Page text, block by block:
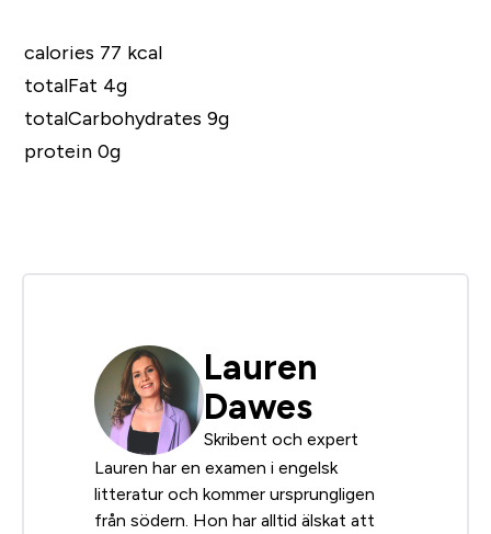
calories 77 kcal
totalFat 4g
totalCarbohydrates 9g
protein 0g
Lauren
Dawes
Skribent och expert
Lauren har en examen i engelsk
litteratur och kommer ursprungligen
från södern. Hon har alltid älskat att